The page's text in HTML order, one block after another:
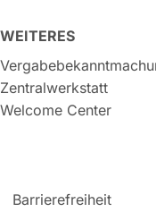
WEITERES
Zentralwerkstatt
Welcome Center
Barrierefreiheit